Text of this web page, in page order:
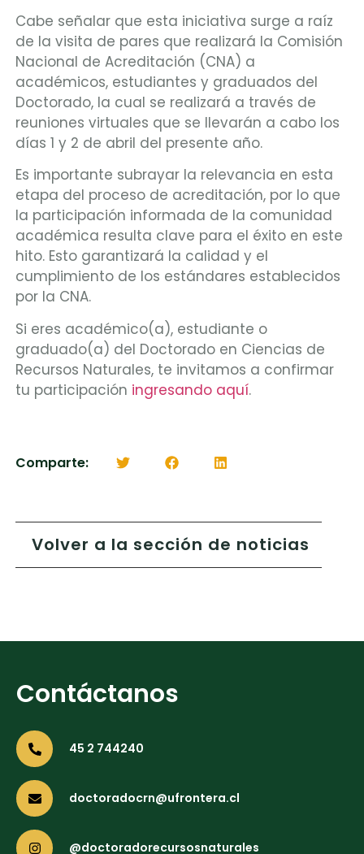
Cabe señalar que esta iniciativa surge a raíz
de la visita de pares que realizará la Comisión
Nacional de Acreditación (CNA) a
académicos, estudiantes y graduados del
Doctorado, la cual se realizará a través de
reuniones virtuales que se llevarán a cabo los
días 1 y 2 de abril del presente año.
Es importante subrayar la relevancia en esta
etapa del proceso de acreditación, por lo que
la participación informada de la comunidad
académica resulta clave para el éxito en este
hito. Esto garantizará la calidad y el
cumplimiento de los estándares establecidos
por la CNA.
Si eres académico(a), estudiante o
graduado(a) del Doctorado en Ciencias de
Recursos Naturales, te invitamos a confirmar
tu participación ingresando aquí.
Comparte:
Volver a la sección de noticias
Contáctanos
45 2 744240
doctoradocrn@ufrontera.cl
@doctoradorecursosnaturales